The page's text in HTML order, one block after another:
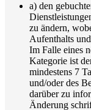
a) den
zu ändern,
Aufenthalts
Im Falle eines
Kategorie ist
mindestens 7
und/oder des
darüber zu
Änderung